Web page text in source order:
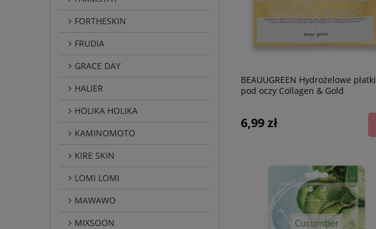
FORTHESKIN
FRUDIA
GRACE DAY
HALIER
HOLIKA HOLIKA
KAMINOMOTO
KIRE SKIN
LOMI LOMI
MAWAWO
MIXSOON
BEAUUGREEN Hydrożelowe płatki
pod oczy Collagen & Gold
6,99 zł